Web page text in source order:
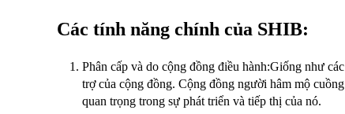
Các tính năng chính của SHIB:
Phân cấp và do cộng đồng điều hành:Giống như
trợ của cộng đồng. Cộng đồng người hâm mộ
quan trọng trong sự phát triển và tiếp thị của nó.